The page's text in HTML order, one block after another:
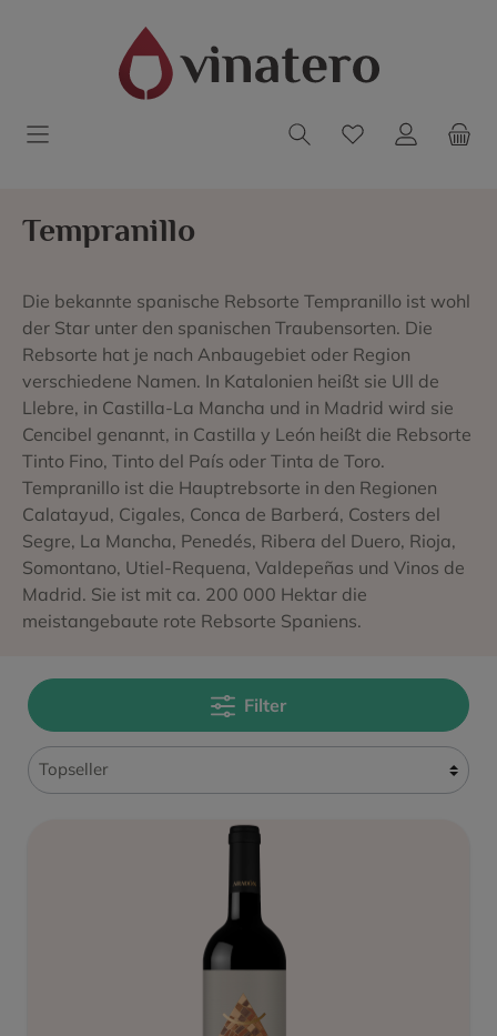
Tempranillo
Die bekannte spanische Rebsorte Tempranillo ist wohl
der Star unter den spanischen Traubensorten. Die
Rebsorte hat je nach Anbaugebiet oder Region
verschiedene Namen. In Katalonien heißt sie Ull de
Llebre, in Castilla-La Mancha und in Madrid wird sie
Cencibel genannt, in Castilla y León heißt die Rebsorte
Tinto Fino, Tinto del País oder Tinta de Toro.
Tempranillo ist die Hauptrebsorte in den Regionen
Calatayud, Cigales, Conca de Barberá, Costers del
Segre, La Mancha, Penedés, Ribera del Duero, Rioja,
Somontano, Utiel-Requena, Valdepeñas und Vinos de
Madrid. Sie ist mit ca. 200 000 Hektar die
meistangebaute rote Rebsorte Spaniens.
Filter